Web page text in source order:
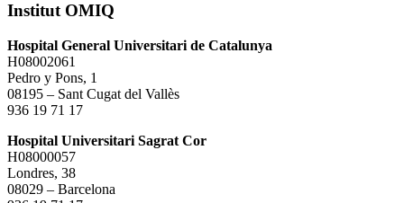
Institut OMIQ
Hospital General Universitari de Catalunya
H08002061
Pedro y Pons, 1
08195 – Sant Cugat del Vallès
936 19 71 17
Hospital Universitari Sagrat Cor
H08000057
Londres, 38
08029 – Barcelona